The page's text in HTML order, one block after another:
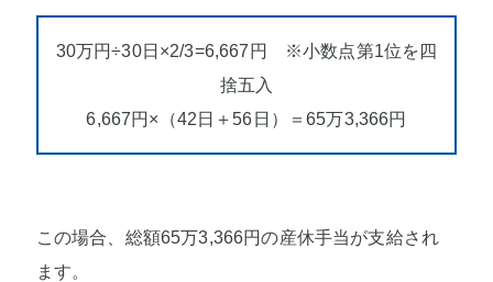
30万円÷30日×2/3=6,667円 ※小数点第1位を四
捨五入
6,667円×（42日＋56日）＝65万3,366円
この場合、総額65万3,366円の産休手当が支給され
ます。